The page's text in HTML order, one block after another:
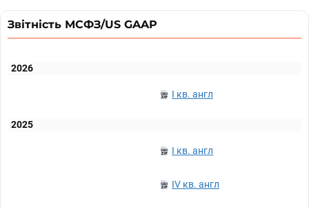
Звітність МСФЗ/US GAAP
2026
I кв. англ
2025
I кв. англ
IV кв. англ